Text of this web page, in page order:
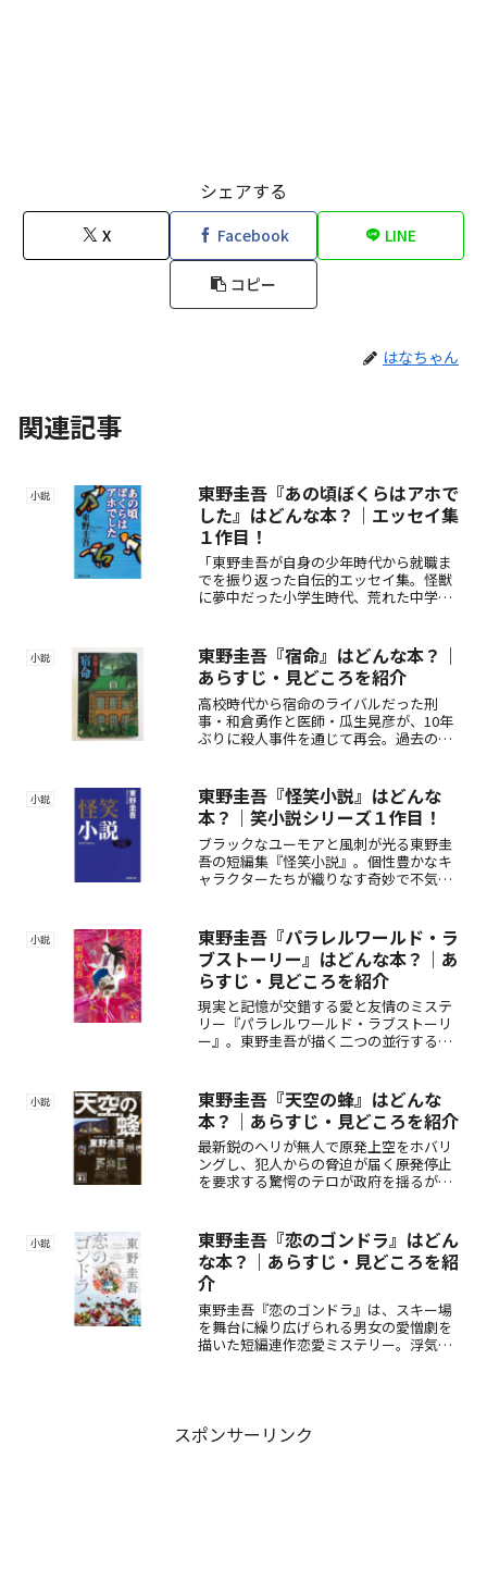
シェアする
X Facebook LINE
コピー
はなちゃん
関連記事
小説
東野圭吾『あの頃ぼくらはアホで
した』はどんな本？｜エッセイ集
１作目！
「東野圭吾が自身の少年時代から就職ま
でを振り返った自伝的エッセイ集。怪獣
に夢中だった小学生時代、荒れた中学で
さが詰まった青春記録。」
小説
東野圭吾『宿命』はどんな本？｜
あらすじ・見どころを紹介
高校時代から宿命のライバルだった刑
事・和倉勇作と医師・瓜生晃彦が、10年
ぶりに殺人事件を通じて再会。過去の秘
事件の謎と人間ドラマが織り成す東野圭
吾の名作ミステリー。
小説
東野圭吾『怪笑小説』はどんな
本？｜笑小説シリーズ１作目！
ブラックなユーモアと風刺が光る東野圭
吾の短編集『怪笑小説』。個性豊かなキ
ャラクターたちが織りなす奇妙で不気味
ってゾクッとする全9編の傑作短編を収
録。読めばきっとクセになる異色のエン
ターテインメント！
小説
東野圭吾『パラレルワールド・ラ
ブストーリー』はどんな本？｜あ
らすじ・見どころを紹介
現実と記憶が交錯する愛と友情のミステ
リー『パラレルワールド・ラブストーリ
ー』。東野圭吾が描く二つの並行する世
のか。衝撃の展開と緻密なプロットが織
りなす、読者を魅了する傑作長編小説。
小説
東野圭吾『天空の蜂』はどんな
本？｜あらすじ・見どころを紹介
最新鋭のヘリが無人で原発上空をホバリ
ングし、犯人からの脅迫が届く――原発停止
を要求する驚愕のテロが政府を揺るが
ペンス『天空の蜂』。
小説
東野圭吾『恋のゴンドラ』はどん
な本？｜あらすじ・見どころを紹
介
東野圭吾『恋のゴンドラ』は、スキー場
を舞台に繰り広げられる男女の愛憎劇を
描いた短編連作恋愛ミステリー。浮気、
スポンサーリンク